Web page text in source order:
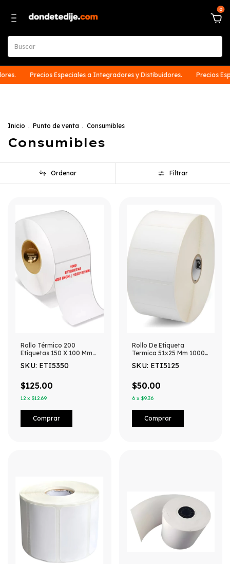
0
Precios Especiales a Integradores y Distibuidores. Precios
Inicio . Punto de venta . Consumibles
Consumibles
Ordenar Filtrar
Rollo Térmico 200
Etiquetas 150 X 100 Mm
SKU: ETI5350
$125.00
12 x $12.69
Rollo De Etiqueta
Termica 51x25 Mm 1000
SKU: ETI5125
$50.00
6 x $9.36